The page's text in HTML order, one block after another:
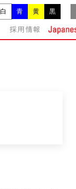
白 青 黄 黒
採用情報